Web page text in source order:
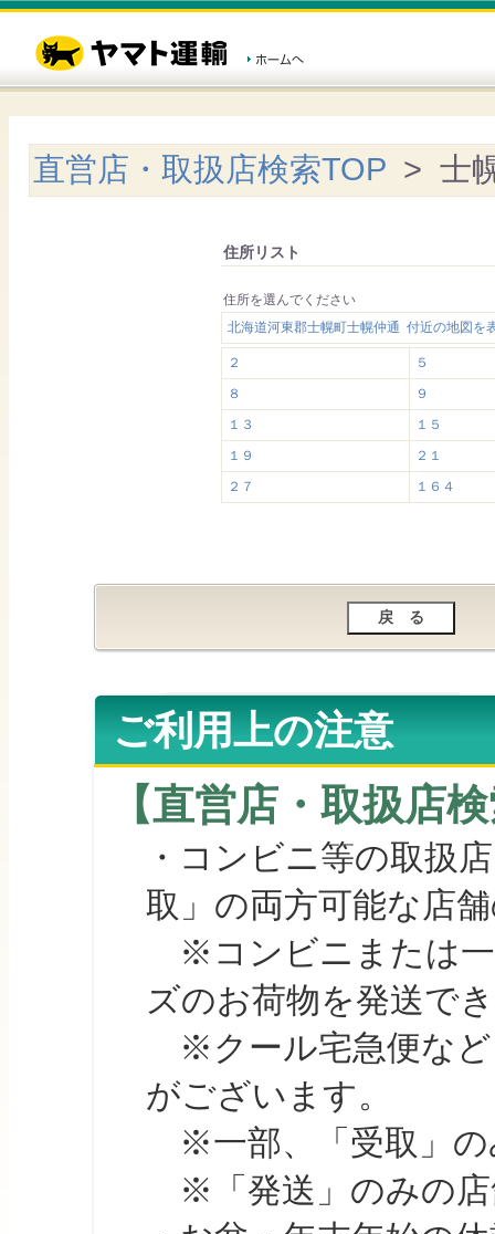
直営店・取扱店検索TOP > 士
住所リスト
住所を選んでください
北海道河東郡士幌町士幌仲通 付近の地図を
２
５
８
９
１３
１５
１９
２１
２７
１６４
ご利用上の注意
【直営店・取扱店
・コンビニ等の取扱
取」の両方可能な店
※コンビニまたは一
ズのお荷物を発送で
※クール宅急便など
がございます。
※一部、「受取」の
※「発送」のみの店